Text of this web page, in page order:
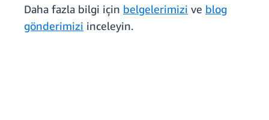
Daha fazla bilgi için belgelerimizi ve blog
gönderimizi inceleyin.